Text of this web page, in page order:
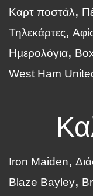
Καρτ ποστάλ
Τηλεκάρτες
Ημερολόγια
West Ham
Iron Maiden
Blaze Bayley